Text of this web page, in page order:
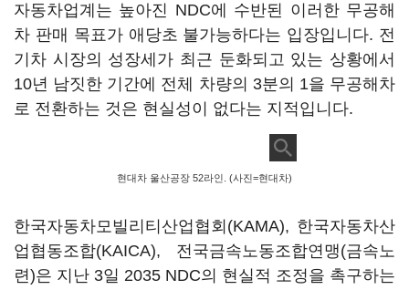
자동차업계는 높아진 NDC에 수반된 이러한 무공해
차 판매 목표가 애당초 불가능하다는 입장입니다. 전
기차 시장의 성장세가 최근 둔화되고 있는 상황에서
10년 남짓한 기간에 전체 차량의 3분의 1을 무공해차
로 전환하는 것은 현실성이 없다는 지적입니다.
현대차 울산공장 52라인. (사진=현대차)
한국자동차모빌리티산업협회(KAMA), 한국자동차산
업협동조합(KAICA), 전국금속노동조합연맹(금속노
련)은 지난 3일 2035 NDC의 현실적 조정을 촉구하는